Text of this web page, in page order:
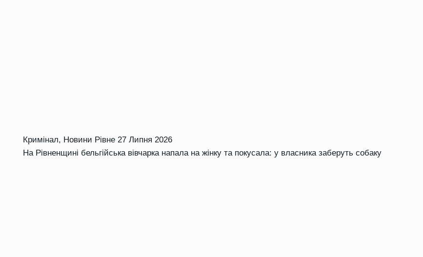
Кримінал, Новини Рівне 27 Липня 2026
На Рівненщині бельгійська вівчарка напала на жінку та покусала: у власника заберуть собаку